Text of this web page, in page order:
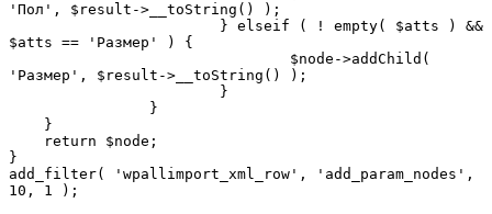
'Пол', $result->__toString() );
$atts == 'Размер' ) {
'Размер', $result->__toString() );
}
add_filter( 'wpallimport_xml_row', 'add_param_nodes',
10, 1 );